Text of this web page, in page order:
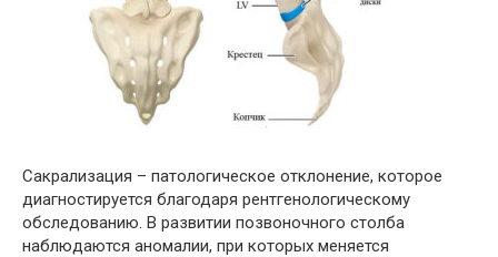
Сакрализация – патологическое отклонение, которое
диагностируется благодаря рентгенологическому
обследованию. В развитии позвоночного столба
наблюдаются аномалии, при которых меняется